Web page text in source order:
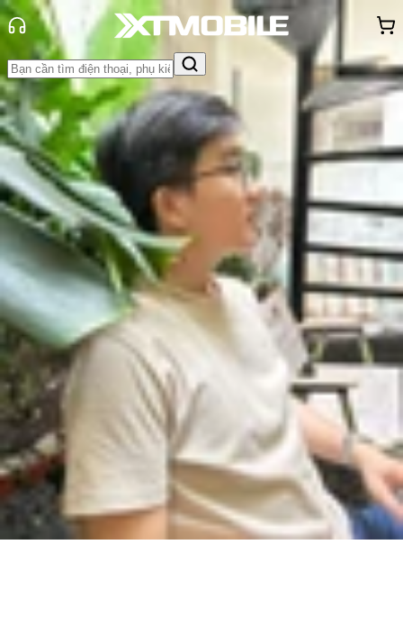
Trang chủ
Tin tức
Thủ thuật
Tin MớiĐánh Giá - Trên Tay So SánhTư vấn
mãiThủ thuậtHỏi đápApp - GameThông báoKhách
hàng - Sự kiện
7 Cách chống virus cho điện thoại
mới nhất - hiệu quả nhất
Vũ Hảo
Ngày đăng:
08/08/2024
Cập nhật:
08/08/2024
Theo dõi XTMobile trên